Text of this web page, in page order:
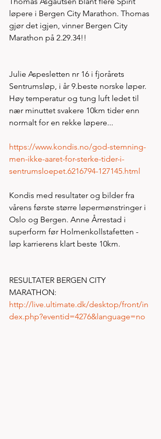
løpere i Bergen City Marathon. Thomas
gjør det igjen, vinner Bergen City
Marathon på 2.29.34!!
Julie Aspesletten nr 16 i fjorårets
Sentrumsløp, i år 9.beste norske løper.
Høy temperatur og tung luft ledet til
nær minuttet svakere 10km tider enn
normalt for en rekke løpere...
https://www.kondis.no/god-stemning-
men-ikke-aaret-for-sterke-tider-i-
sentrumsloepet.6216794-127145.html
Kondis med resultater og bilder fra
vårens første større løpermønstringer i
Oslo og Bergen. Anne Årrestad i
superform før Holmenkollstafetten -
løp karrierens klart beste 10km.
RESULTATER BERGEN CITY
MARATHON:
http://live.ultimate.dk/desktop/front/in
dex.php?eventid=4276&language=no